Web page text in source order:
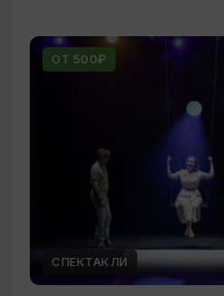
ОТ 500₽
СПЕКТАКЛИ